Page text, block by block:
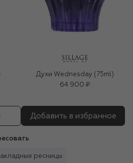
Духи Wednesday (75ml)
64 900 ₽
Добавить в избранное
ресницы